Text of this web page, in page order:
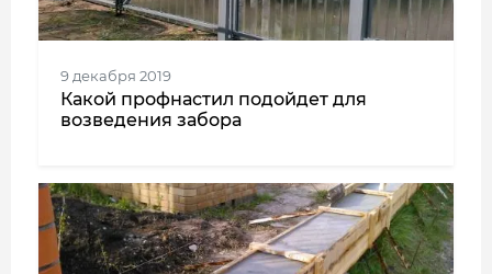
9 декабря 2019
Какой профнастил подойдет для
возведения забора